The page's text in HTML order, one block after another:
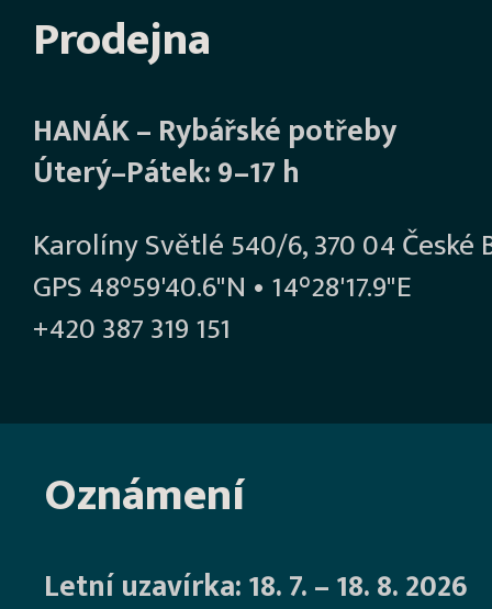
Prodejna
HANÁK – Rybářské potřeby
Úterý–Pátek: 9–17 h
Karolíny Světlé 540/6, 370 04 České
GPS 48°59'40.6"N • 14°28'17.9"E
+420 387 319 151
Oznámení
Letní uzavírka: 18. 7. – 18. 8. 2026